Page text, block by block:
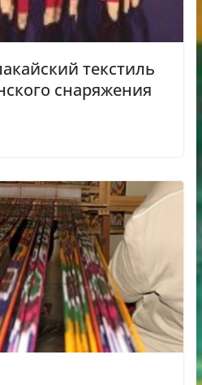
текстиль
снаряжения